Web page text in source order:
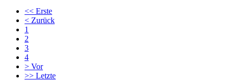
<< Erste
< Zurück
1
2
3
4
> Vor
>> Letzte